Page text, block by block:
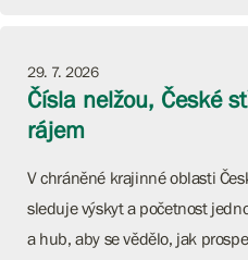
29. 7. 2026
Čísla nelžou, České
rájem
V chráněné krajinné oblasti
sleduje výskyt a početnost
a hub, aby se vědělo, jak